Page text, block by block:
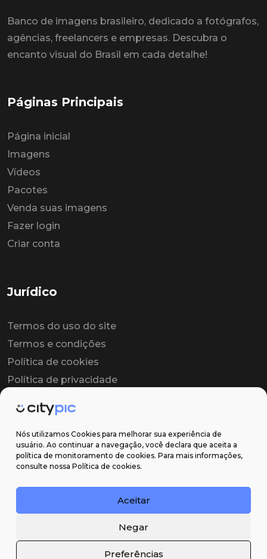
Nós utilizamos Cookies para melhorar sua experiência de
usuário. Ao continuar a navegação, você declara que aceita a
política de monitoramento de cookies. Para mais informações,
consulte nossa Política de cookies.
Aceitar
Negar
Preferências
Banco de imagens brasileiro, dedicado a fotógrafos,
agências, freelancers e empresas. Descubra o
encanto visual do Brasil em cada detalhe!
Páginas Principais
Página inicial
Imagens
Vídeos
Pacotes
Venda suas imagens
Fazer login
Criar conta
Jurídico
Termos do uso do site
Termos e condições
Política de cookies
Política de privacidade
Contrato de licença
Suporte
Email: contato@citypic.com.br